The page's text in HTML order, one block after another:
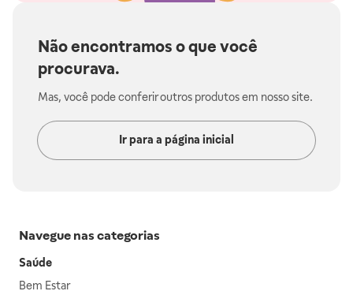
Não encontramos o que você
procurava.
Mas, você pode conferir outros produtos em nosso site.
Ir para a página inicial
Navegue nas categorias
Saúde
Bem Estar